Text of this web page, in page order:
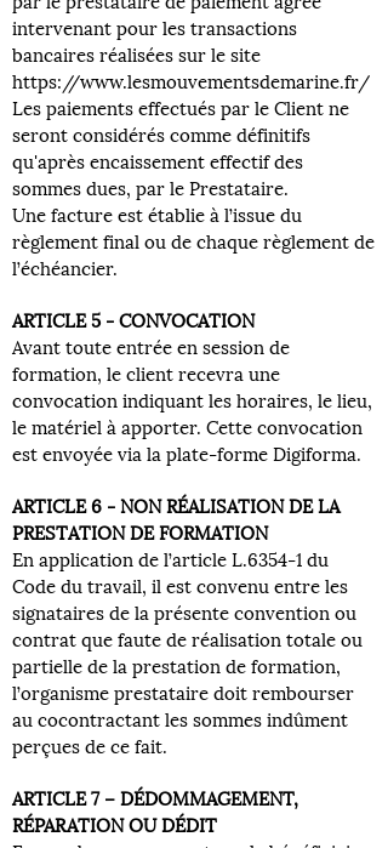
intervenant pour les transactions
bancaires réalisées sur le site
https://www.lesmouvementsdemarine.fr/
Les paiements effectués par le Client ne
seront considérés comme définitifs
qu'après encaissement effectif des
sommes dues, par le Prestataire.
Une facture est établie à l’issue du
règlement final ou de chaque règlement de
l’échéancier.
ARTICLE 5 - CONVOCATION
Avant toute entrée en session de
formation, le client recevra une
convocation indiquant les horaires, le lieu,
le matériel à apporter. Cette convocation
est envoyée via la plate-forme Digiforma.
ARTICLE 6 - NON RÉALISATION DE LA
PRESTATION DE FORMATION
En application de l’article L.6354-1 du
Code du travail, il est convenu entre les
signataires de la présente convention ou
contrat que faute de réalisation totale ou
partielle de la prestation de formation,
l’organisme prestataire doit rembourser
au cocontractant les sommes indûment
perçues de ce fait.
ARTICLE 7 – DÉDOMMAGEMENT,
RÉPARATION OU DÉDIT